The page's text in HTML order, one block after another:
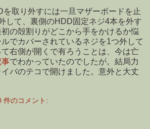
取り外すには一旦マザーボードを止
して、裏側のHDD固定ネジ4本を外す
の殻割りがどこから手をかけるか悩
でカバーされているネジを1つ外して
右側が開くで有ろうことは、今は亡
事でわかっていたのでしたが。結局力
バのテコで開けました。意外と大丈
件のコメント: